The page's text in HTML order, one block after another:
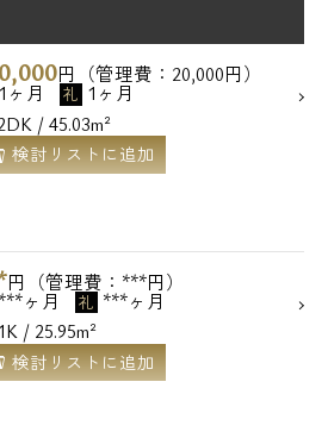
円（管理費：20,000円）
1ヶ月 礼 1ヶ月
/ 45.03m²
検討リストに追加
円（管理費：***円）
***ヶ月 礼 ***ヶ月
/ 25.95m²
検討リストに追加